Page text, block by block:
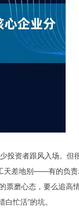
投资者跟风入场。但
天差地别——有的负
票磨心态，要么追高
忙活”的坑。